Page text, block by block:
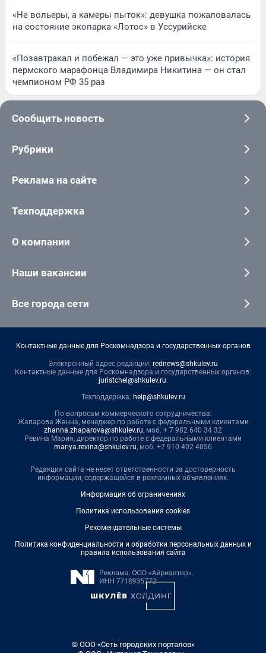
«Не вольеры, а камеры пыток»: девушка пожаловалась
на состояние экопарка «Лотос» в Уссурийске
«Позавтракал и побежал — это уже привычка»: история
пермского марафонца Владимира Никитина — он стал
чемпионом РФ 35 раз
Сообщить новость
Рубрики
Реклама на сайте
Техподдержка
О компании
Наши вакансии
Все города сети
Контактные данные для Роскомнадзора и государственных органов
Электронный адрес редакции: rednews@shkulev.ru
Контактные данные для Роскомнадзора и государственных органов:
juristchel@shkulev.ru.
Техподдержка: help@shkulev.ru
По вопросам коммерческого сотрудничества:
Жапарова Жанна, менеджер по работе с федеральными клиентами
zhanna.zhaparova@shkulev.ru, моб. + 7 982 640 34 32
Ревина Мария, директор по работе с федеральными клиентами
mariya.revina@shkulev.ru, моб. +7 910 402 4056
Редакция сайта не несет ответственности за достоверность
информации, содержащейся в рекламных объявлениях.
Информация об ограничениях
Политика использования cookies
Рекомендательные системы
Политика конфиденциальности и обработки персональных данных и
правила использования сайта
© ООО «Сеть городских порталов»